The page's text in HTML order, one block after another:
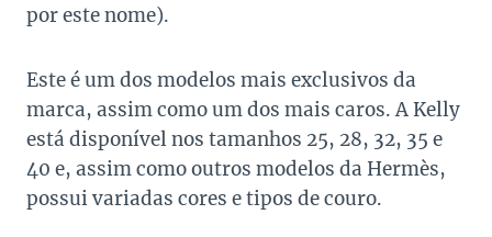
por este nome).
Este é um dos modelos mais exclusivos da
marca, assim como um dos mais caros. A Kelly
está disponível nos tamanhos 25, 28, 32, 35 e
40 e, assim como outros modelos da Hermès,
possui variadas cores e tipos de couro.